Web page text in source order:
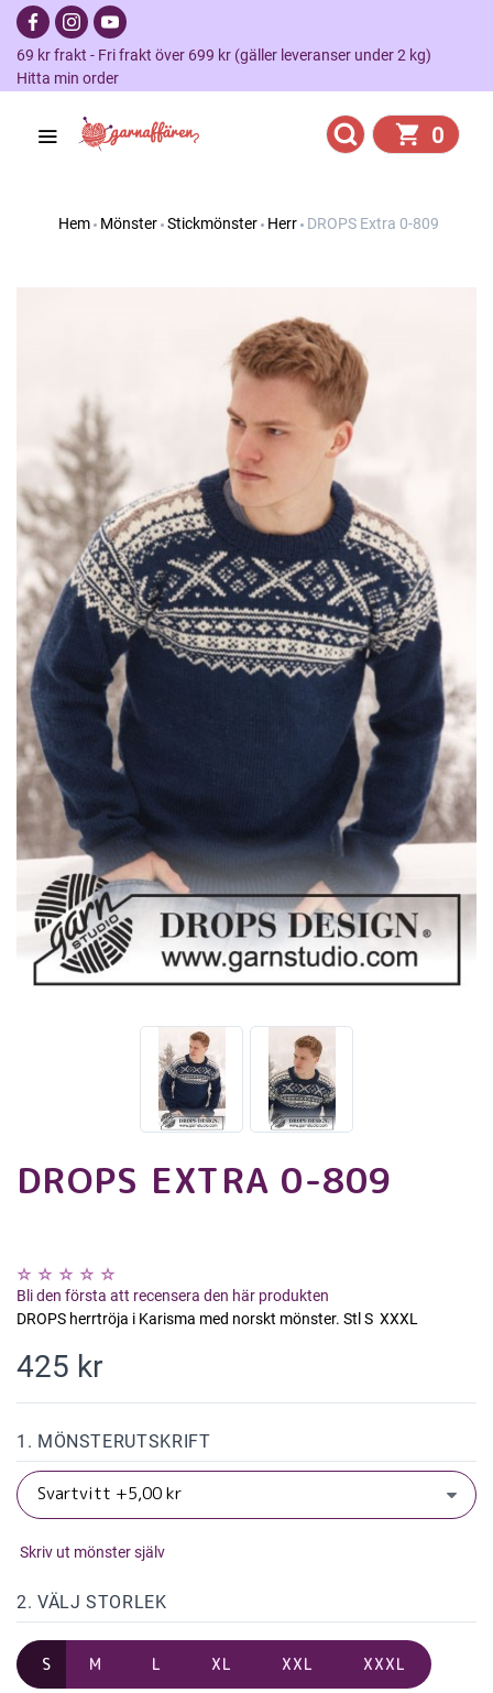
69 kr frakt - Fri frakt över 699 kr (gäller leveranser under 2 kg)
Hitta min order
0
Hem Mönster Stickmönster Herr DROPS Extra 0-809
DROPS EXTRA 0-809
Bli den första att recensera den här produkten
DROPS herrtröja i Karisma med norskt mönster. Stl S  XXXL
425 kr
1. MÖNSTERUTSKRIFT
Skriv ut mönster själv
2. VÄLJ STORLEK
S M L XL XXL XXXL